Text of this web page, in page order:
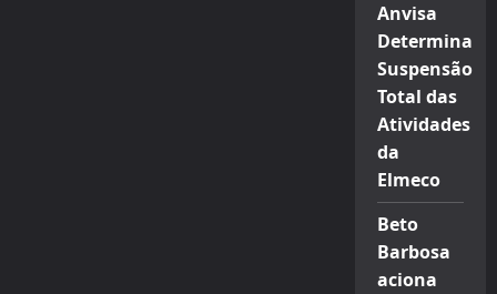
Anvisa
Determina
Suspensão
Total das
Atividades
da
Elmeco
Beto
Barbosa
aciona